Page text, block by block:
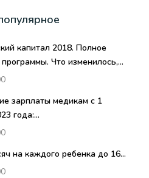
капитал 2018. Полное
Что изменилось,...
зарплаты медикам с 1
года:...
на каждого ребенка до 16...